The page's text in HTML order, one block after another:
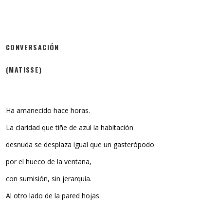
CONVERSACIÓN
(MATISSE)
Ha amanecido hace horas.
La claridad que tiñe de azul la habitación
desnuda se desplaza igual que un gasterópodo
por el hueco de la ventana,
con sumisión, sin jerarquía.
Al otro lado de la pared hojas